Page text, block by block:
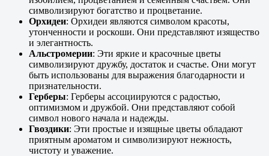
символизируют богатство и процветание.
Орхидеи: Орхидеи являются символом красоты,
утонченности и роскоши. Они представляют изящество
и элегантность.
Альстромерии: Эти яркие и красочные цветы
символизируют дружбу, достаток и счастье. Они могут
быть использованы для выражения благодарности и
признательности.
Герберы: Герберы ассоциируются с радостью,
оптимизмом и дружбой. Они представляют собой
символ нового начала и надежды.
Гвоздики: Эти простые и изящные цветы обладают
приятным ароматом и символизируют нежность,
чистоту и уважение.